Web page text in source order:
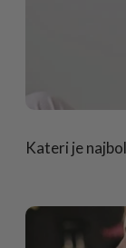
Kateri je